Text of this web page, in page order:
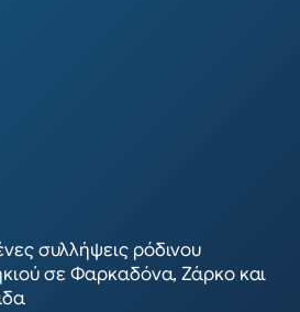
συλλήψεις ρόδινου
σε Φαρκαδόνα, Ζάρκο και